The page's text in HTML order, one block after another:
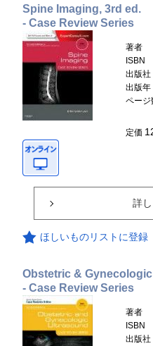
Spine Imaging, 3rd ed.
- Case Review Series
著者
ISBN
出版社
出版年
ページ
定価
詳
ほしいものリストに登録
Obstetric &
- Case Review Series
著者
ISBN
出版社